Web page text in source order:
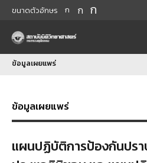
ขนาดตัวอักษร ก ก ก
ข้อมูลเผยแพร่
ข้อมูลเผยแพร่
แผนปฏิบัติการป้องกันปร